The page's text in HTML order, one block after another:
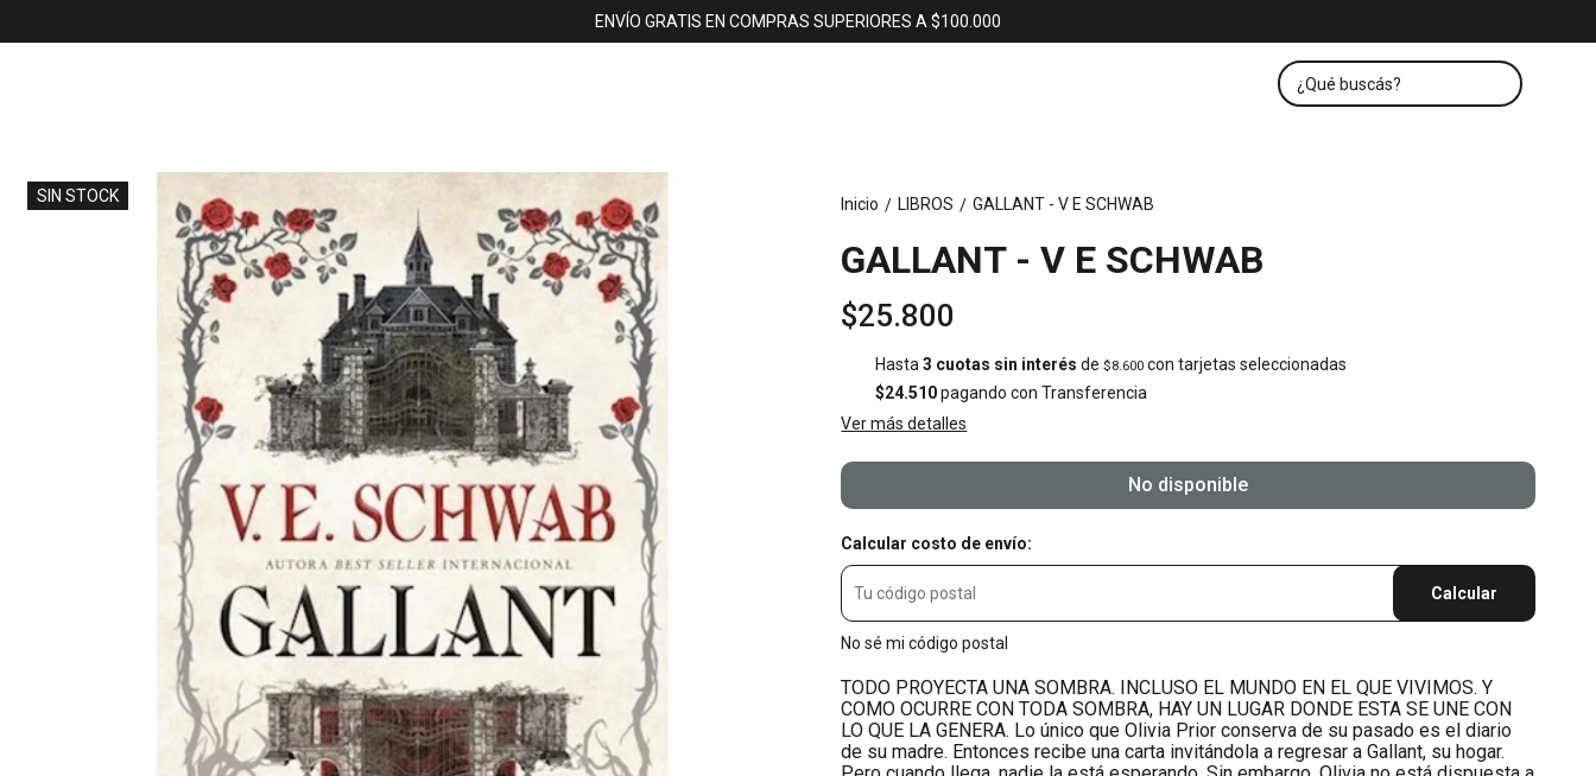
ENVÍO GRATIS EN COMPRAS SUPERIORES A $100.000
SIN STOCK Inicio / LIBROS / GALLANT - V E SCHWAB
GALLANT - V E SCHWAB
$25.800
Hasta3 cuotas sin interés de$8.600 con tarjetas seleccionadas
$24.510pagando con Transferencia
Ver más detalles
No disponible
Calcular costo de envío:
Calcular
No sé mi código postal
TODO PROYECTA UNA SOMBRA. INCLUSO EL MUNDO EN EL QUE VIVIMOS. Y
COMO OCURRE CON TODA SOMBRA, HAY UN LUGAR DONDE ESTA SE UNE CON
LO QUE LA GENERA. Lo único que Olivia Prior conserva de su pasado es el diario
de su madre. Entonces recibe una carta invitándola a regresar a Gallant, su hogar.